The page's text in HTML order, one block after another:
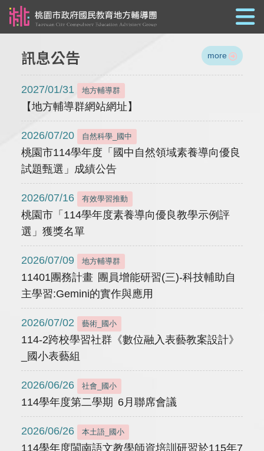
訊息公告 more
2027/01/31 地方輔導群
【地方輔導群網站網址】
2026/07/20 自然科學_國中
桃園市114學年度「國中自然領域素養導向優良
試題甄選」成績公告
2026/07/16 有效學習推動
桃園市「114學年度素養導向優良教學示例評
選」獲獎名單
2026/07/09 地方輔導群
11401團務計畫 團員增能研習(三)-科技輔助自
主學習:Gemini的實作與應用
2026/07/02 藝術_國小
114-2跨校學習社群《數位融入表藝教案設計》
_國小表藝組
2026/06/26 社會_國小
114學年度第二學期 6月聯席會議
2026/06/26 本土語_國小
114學年度閩南語文教學師資培訓研習於115年7